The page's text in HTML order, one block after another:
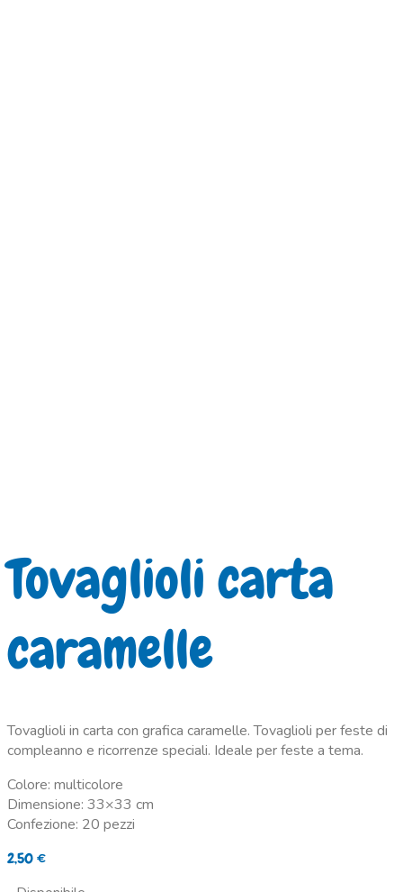
Tovaglioli carta
caramelle
Tovaglioli in carta con grafica caramelle. Tovaglioli per feste di
compleanno e ricorrenze speciali. Ideale per feste a tema.
Colore: multicolore
Dimensione: 33×33 cm
Confezione: 20 pezzi
2,50€